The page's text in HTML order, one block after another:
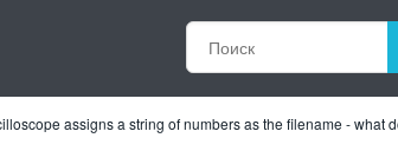
assigns a string of numbers as the filename - what